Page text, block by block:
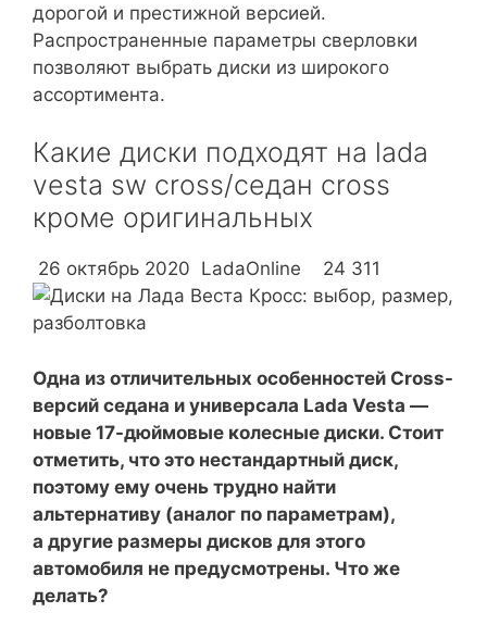
дорогой и престижной версией.
Распространенные параметры сверловки
позволяют выбрать диски из широкого
ассортимента.
Какие диски подходят на lada
vesta sw cross/седан cross
кроме оригинальных
26 октябрь 2020 LadaOnline 24 311
Одна из отличительных особенностей Cross-
версий седана и универсала Lada Vesta —
новые 17-дюймовые колесные диски. Стоит
отметить, что это нестандартный диск,
поэтому ему очень трудно найти
альтернативу (аналог по параметрам),
а другие размеры дисков для этого
автомобиля не предусмотрены. Что же
делать?